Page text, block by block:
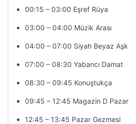
00:15 – 03:00 Eşref Rüya
03:00 – 04:00 Müzik Arası
04:00 – 07:00 Siyah Beyaz Aşk
07:00 – 08:30 Yabancı Damat
08:30 – 09:45 Konuştukça
09:45 – 12:45 Magazin D Pazar
12:45 – 13:45 Pazar Gezmesi